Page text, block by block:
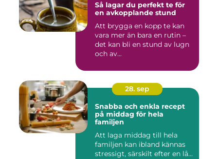
Så lagar du perfekt te för
en avkopplande stund
Att brygga en kopp te kan
vara mer än bara en rutin –
det kan bli en stund av lugn
och av...
28. sep
Snabba och enkla recept
på middag för hela
familjen
Att laga middag till hela
familjen kan ibland kännas
stressigt, särskilt efter en lå...